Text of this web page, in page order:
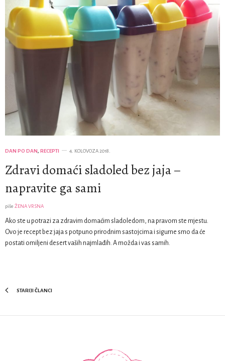
DAN PO DAN, RECEPTI 4. KOLOVOZA 2018.
Zdravi domaći sladoled bez jaja –
napravite ga sami
piše ŽENA VRSNA
Ako ste u potrazi za zdravim domaćim sladoledom, na pravom ste mjestu.
Ovo je recept bez jaja s potpuno prirodnim sastojcima i sigurne smo da će
postati omiljeni desert vaših najmlađih. A možda i vas samih.
STARIJI ČLANCI